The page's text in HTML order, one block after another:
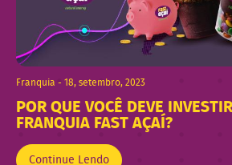
Franquia - 18, setembro, 2023
POR QUE VOCÊ DEVE
FRANQUIA FAST AÇAÍ?
Continue Lendo